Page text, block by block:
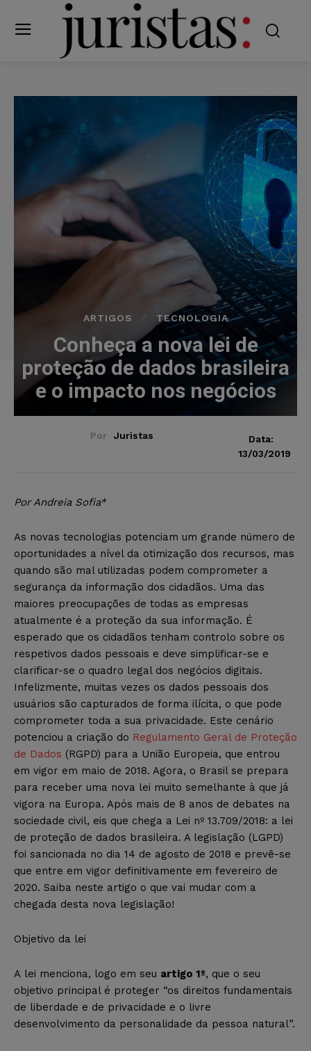
ARTIGOS TECNOLOGIA
Conheça a nova lei de
proteção de dados brasileira
e o impacto nos negócios
Por Juristas
Data:
13/03/2019
Por Andreia Sofia*
As novas tecnologias potenciam um grande número de
oportunidades a nível da otimização dos recursos, mas
quando são mal utilizadas podem comprometer a
segurança da informação dos cidadãos. Uma das
maiores preocupações de todas as empresas
atualmente é a proteção da sua informação. É
esperado que os cidadãos tenham controlo sobre os
respetivos dados pessoais e deve simplificar-se e
clarificar-se o quadro legal dos negócios digitais.
Infelizmente, muitas vezes os dados pessoais dos
usuários são capturados de forma ilícita, o que pode
comprometer toda a sua privacidade. Este cenário
potenciou a criação do Regulamento Geral de Proteção
de Dados (RGPD) para a União Europeia, que entrou
em vigor em maio de 2018. Agora, o Brasil se prepara
para receber uma nova lei muito semelhante à que já
vigora na Europa. Após mais de 8 anos de debates na
sociedade civil, eis que chega a Lei nº 13.709/2018: a lei
de proteção de dados brasileira. A legislação (LGPD)
foi sancionada no dia 14 de agosto de 2018 e prevê-se
que entre em vigor definitivamente em fevereiro de
2020. Saiba neste artigo o que vai mudar com a
chegada desta nova legislação!
Objetivo da lei
A lei menciona, logo em seu artigo 1º, que o seu
objetivo principal é proteger “os direitos fundamentais
de liberdade e de privacidade e o livre
desenvolvimento da personalidade da pessoa natural”.